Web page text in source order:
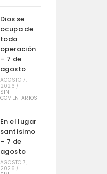
Dios se
ocupa de
toda
operación
– 7 de
agosto
AGOSTO 7,
2026 /
SIN
COMENTARIOS
En el lugar
santísimo
– 7 de
agosto
AGOSTO 7,
2026 /